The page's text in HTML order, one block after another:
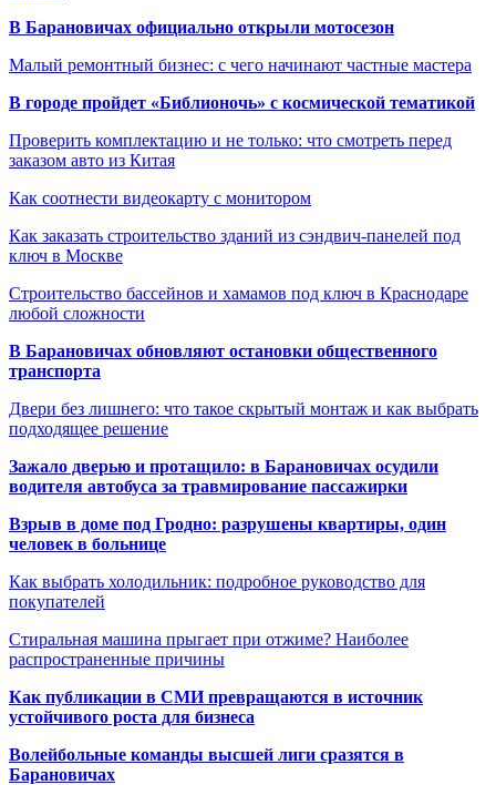
В Барановичах официально открыли мотосезон
Малый ремонтный бизнес: с чего начинают частные мастера
В городе пройдет «Библионочь» с космической тематикой
Проверить комплектацию и не только: что смотреть перед
заказом авто из Китая
Как соотнести видеокарту с монитором
Как заказать строительство зданий из сэндвич-панелей под
ключ в Москве
Строительство бассейнов и хамамов под ключ в Краснодаре
любой сложности
В Барановичах обновляют остановки общественного
транспорта
Двери без лишнего: что такое скрытый монтаж и как выбрать
подходящее решение
Зажало дверью и протащило: в Барановичах осудили
водителя автобуса за травмирование пассажирки
Взрыв в доме под Гродно: разрушены квартиры, один
человек в больнице
Как выбрать холодильник: подробное руководство для
покупателей
Стиральная машина прыгает при отжиме? Наиболее
распространенные причины
Как публикации в СМИ превращаются в источник
устойчивого роста для бизнеса
Волейбольные команды высшей лиги сразятся в
Барановичах